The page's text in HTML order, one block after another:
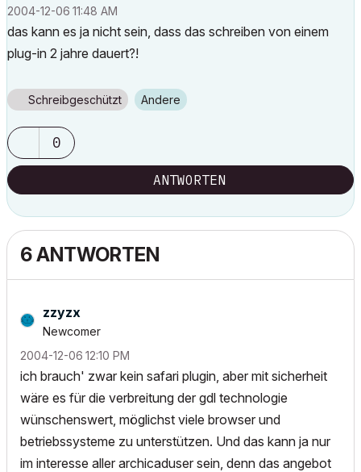
‎2004-12-06 11:48 AM
das kann es ja nicht sein, dass das schreiben von einem
plug-in 2 jahre dauert?!
Schreibgeschützt Andere
0
ANTWORTEN
6 ANTWORTEN
zzyzx
Newcomer
‎2004-12-06 12:10 PM
ich brauch' zwar kein safari plugin, aber mit sicherheit
wäre es für die verbreitung der gdl technologie
wünschenswert, möglichst viele browser und
betriebssysteme zu unterstützen. Und das kann ja nur
im interesse aller archicaduser sein, denn das angebot